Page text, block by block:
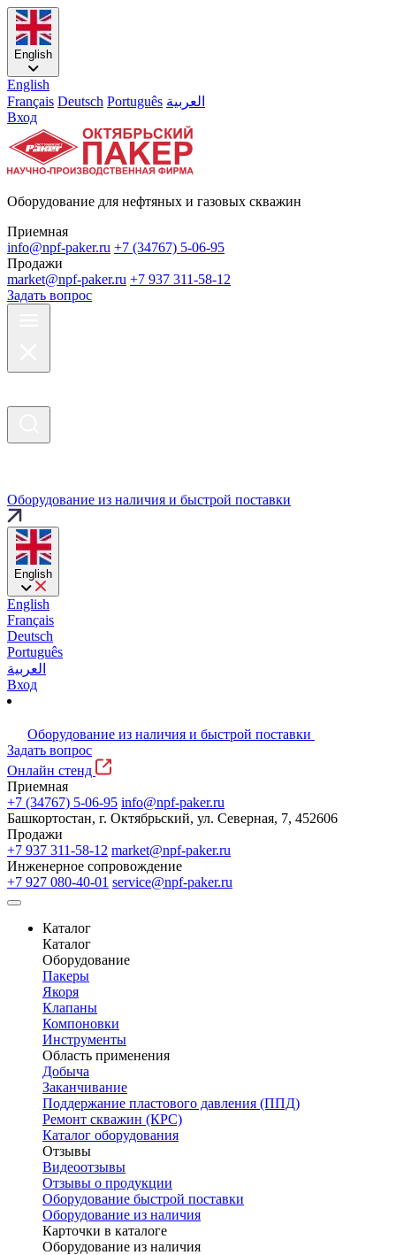
English
English
Français Deutsch Português العربية
Вход
Оборудование для нефтяных и газовых скважин
Приемная
info@npf-paker.ru +7 (34767) 5-06-95
Продажи
market@npf-paker.ru +7 937 311-58-12
Задать вопрос
Оборудование из наличия и быстрой поставки
English
English
Français
Deutsch
Português
العربية
Вход
Оборудование из наличия и быстрой поставки
Задать вопрос
Онлайн стенд
Приемная
+7 (34767) 5-06-95 info@npf-paker.ru
Башкортостан, г. Октябрьский, ул. Северная, 7, 452606
Продажи
+7 937 311-58-12 market@npf-paker.ru
Инженерное сопровождение
+7 927 080-40-01 service@npf-paker.ru
Каталог
Каталог
Оборудование
Пакеры
Якоря
Клапаны
Компоновки
Инструменты
Область применения
Добыча
Заканчивание
Поддержание пластового давления (ППД)
Ремонт скважин (КРС)
Каталог оборудования
Отзывы
Видеоотзывы
Отзывы о продукции
Оборудование быстрой поставки
Оборудование из наличия
Карточки в каталоге
Оборудование из наличия